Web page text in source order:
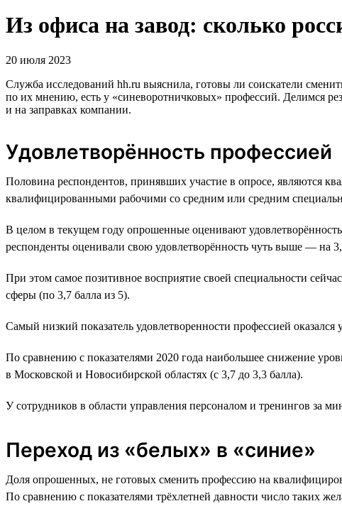
Из офиса на завод: сколько
20 июля 2023
Служба исследований hh.ru выяснила, готовы ли соискатели
по их мнению, есть у «синеворотничковых» профессий. Делимся
и на заправках компании.
Удовлетворённость профессией
Половина респондентов, принявших участие в опросе,
квалифицированными рабочими со средним или средним
В целом в текущем году опрошенные оценивают
респонденты оценивали свою удовлетворённость чуть выше — на
При этом самое позитивное восприятие своей специальности
сферы (по 3,7 балла из 5).
Самый низкий показатель удовлетворенности профессией
По сравнению с показателями 2020 года наибольшее снижение
в Московской и Новосибирской областях (с 3,7 до 3,3 балла).
У сотрудников в области управления персоналом и тренингов за
Переход из «белых» в «синие»
Доля опрошенных, не готовых сменить профессию на
По сравнению с показателями трёхлетней давности число таких